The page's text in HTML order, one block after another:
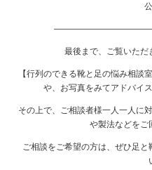
最後まで、ご覧いただ
【行列のできる靴と足の悩み相談
や、お写真をみてアドバイ
その上で、ご相談者様一人一人に
や製法などをご
ご相談をご希望の方は、ぜひ足